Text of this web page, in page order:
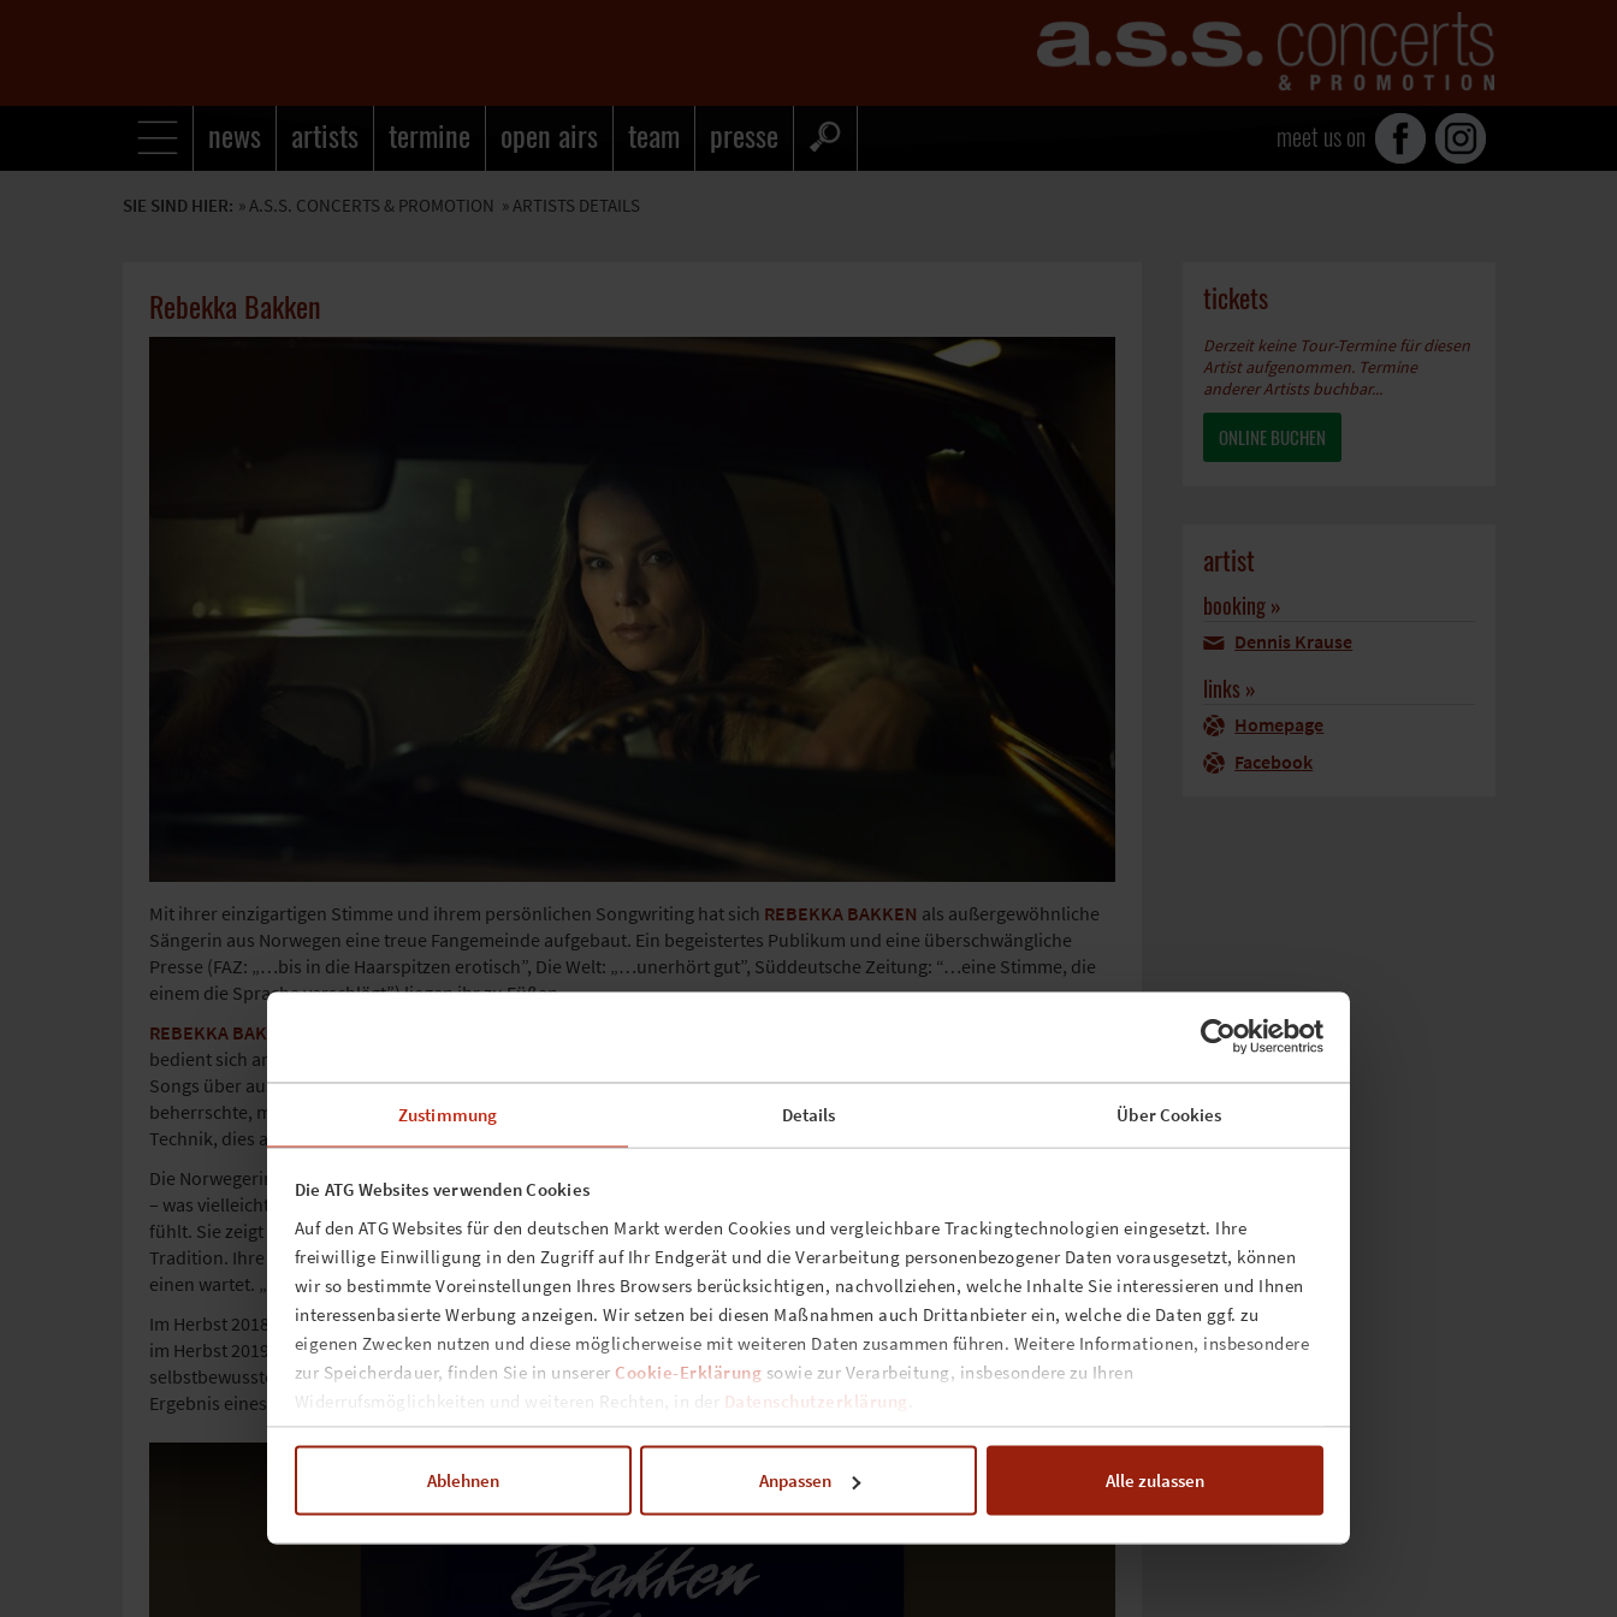
Zustimmung Details Über Cookies
Die ATG Websites verwenden Cookies
Auf den ATG Websites für den deutschen Markt werden Cookies und vergleichbare Trackingtechnologien eingesetzt. Ihre
freiwillige Einwilligung in den Zugriff auf Ihr Endgerät und die Verarbeitung personenbezogener Daten vorausgesetzt, können
wir so bestimmte Voreinstellungen Ihres Browsers berücksichtigen, nachvollziehen, welche Inhalte Sie interessieren und Ihnen
interessenbasierte Werbung anzeigen. Wir setzen bei diesen Maßnahmen auch Drittanbieter ein, welche die Daten ggf. zu
eigenen Zwecken nutzen und diese möglicherweise mit weiteren Daten zusammen führen. Weitere Informationen, insbesondere
zur Speicherdauer, finden Sie in unserer Cookie-Erklärung sowie zur Verarbeitung, insbesondere zu Ihren
Widerrufsmöglichkeiten und weiteren Rechten, in der Datenschutzerklärung
Ablehnen Anpassen Alle zulassen
news artists termine open airs team presse meet us on
SIE SIND HIER: »A.S.S. CONCERTS & PROMOTION » ARTISTS DETAILS
Rebekka Bakken
Mit ihrer einzigartigen Stimme und ihrem persönlichen Songwriting hat sich REBEKKA BAKKEN als außergewöhnliche
Sängerin aus Norwegen eine treue Fangemeinde aufgebaut. Ein begeistertes Publikum und eine überschwängliche
Presse (FAZ: „…bis in die Haarspitzen erotisch”, Die Welt: „…unerhört gut”, Süddeutsche Zeitung: “…eine Stimme, die
einem die Sprache verschlägt”) liegen ihr zu Füßen.
REBEKKA BAKKENs
bedient sich an Einflüssen des Rock, Pop, Chanson, Jazz und der Folkmusik und rangiert von intimen, minimalistischen
Songs über ausgedehnte, energische Ausbrüche. Ulrich Olshausen in der FAZ: „Die Vier-Oktaven-Stimme, das zarte,
beherrschte, manchmal nur wie ein Register eingesetzte Vibrato, die fast pfeifende Höhe, die satte Tiefe, die souveräne
Technik, dies alles steht im Dienst einer phänomenalen Strahlkraft.”
Die Norwegerin schreibt und singt aus tiefster Überzeugung, ohne Hemmungen und innere Zensur, instinktiv und offen
– was vielleicht der Grund dafür ist, dass man sich als Zuhörer von ihren Texten sofort angesprochen und verstanden
fühlt. Sie zeigt sich als ausdrucksstarke und individuelle Stimme im besten Sinne der großen Singer/Songwriter-
Tradition. Ihre Alben und Konzerte sind wie Reisen, bei denen man nie genau weiß, was hinter der nächsten Ecke auf
einen wartet. „Ich habe meinen eigenen Stil und dringe immer tiefer in meine Welt vor, eine nie endende Reise…“
Im Herbst 2018 erschien bei Sony ihr achtes Studioalbum "Things You Leave Behind", mit welchemREBEKKA BAKKEN
im Herbst 2019 nach einer erfolgreichen Frühjahrstour erneut durch Deutschland tourte. Mit dem Album markierte die
selbstbewusste Norwegerin ein neues Kapitel in ihrer Karriere. "Things you leave behind" ist gewissermaßen das
Ergebnis eines Reifeprozesses, das poetische Werk einer Frau, die weiß, was sie will.
tickets
Derzeit keine Tour-Termine für diesen
Artist aufgenommen. Termine
anderer Artists buchbar...
ONLINE BUCHEN
artist
booking »
Dennis Krause
links »
Homepage
Facebook